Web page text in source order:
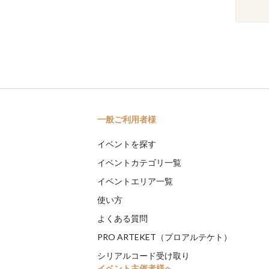
一般ご利用者様
イベントを探す
イベントカテゴリ一覧
イベントエリア一覧
使い方
よくある質問
PRO ARTEKET（プロアルテケト）
シリアルコード受け取り